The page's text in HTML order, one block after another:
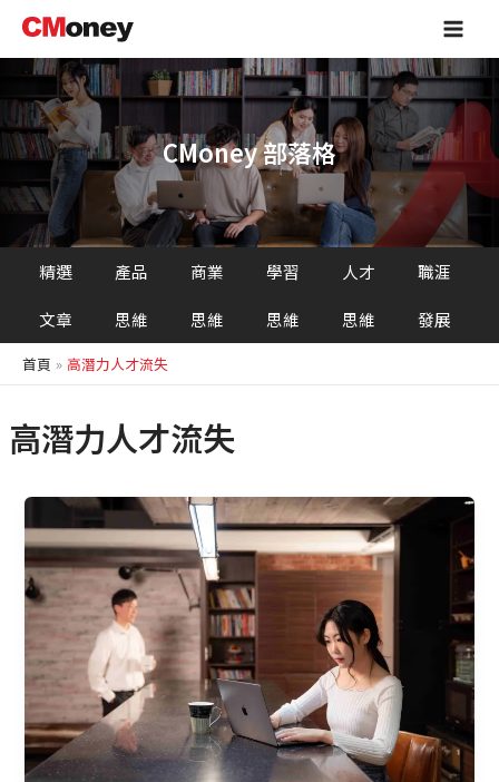
主
容
Main
CMoney 部落格
精選
文章
產品
思維
商業
思維
學習
思維
人才
思維
職涯
發展
首頁 高潛力人才流失
高潛力人才流失
挽
留
不
了
的
優
秀
員
工：
初
階